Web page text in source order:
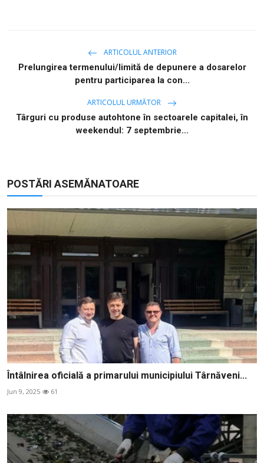
ARTICOLUL ANTERIOR
Prelungirea termenului/limită de depunere a dosarelor
pentru participarea la con...
ARTICOLUL URMĂTOR
Târguri cu produse autohtone în sectoarele capitalei, în
weekendul: 7 septembrie...
POSTĂRI ASEMĂNATOARE
Întâlnirea oficială a primarului municipiului Târnăveni...
Jun 9, 2025 61